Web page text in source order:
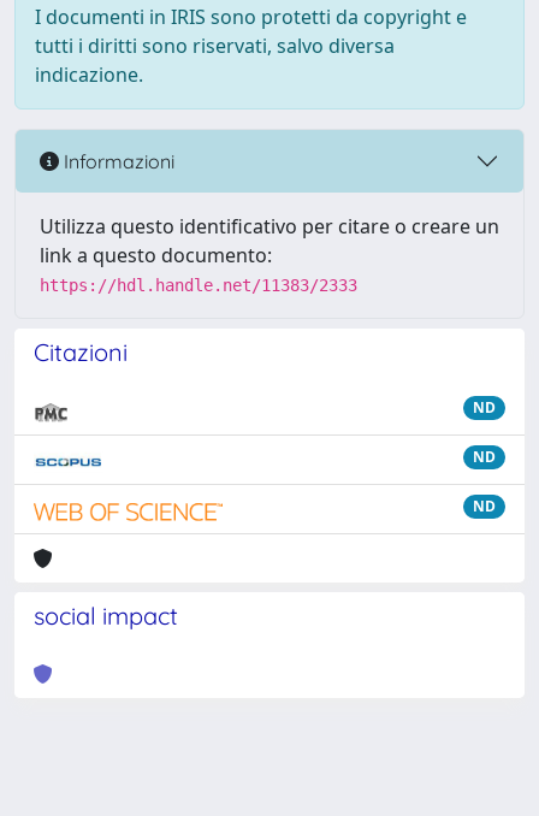
I documenti in IRIS sono protetti da copyright e
tutti i diritti sono riservati, salvo diversa
indicazione.
Informazioni
Utilizza questo identificativo per citare o creare un
link a questo documento:
https://hdl.handle.net/11383/2333
Citazioni
ND
ND
ND
social impact